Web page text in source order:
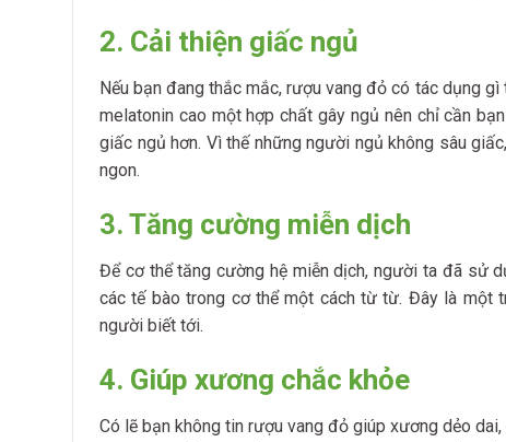
2. Cải thiện giấc ngủ
Nếu bạn đang thắc mắc, rượu vang đỏ có tác dụng
melatonin cao một hợp chất gây ngủ nên chỉ cần
giấc ngủ hơn. Vì thế những người ngủ không sâu
ngon.
3. Tăng cường miễn dịch
Để cơ thể tăng cường hệ miễn dịch, người ta đã sử
các tế bào trong cơ thể một cách từ từ. Đây là một
người biết tới.
4. Giúp xương chắc khỏe
Có lẽ bạn không tin rượu vang đỏ giúp xương dẻo